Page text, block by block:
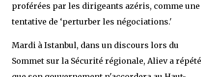
proférées par les dirigeants azéris, comme une
tentative de ‘perturber les négociations.'
Mardi à Istanbul, dans un discours lors du
Sommet sur la Sécurité régionale, Aliev a répété